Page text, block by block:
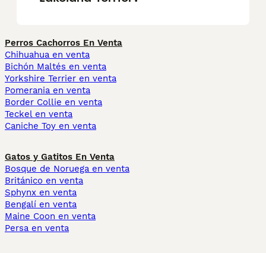
Perros Cachorros En Venta
Chihuahua en venta
Bichón Maltés en venta
Yorkshire Terrier en venta
Pomerania en venta
Border Collie en venta
Teckel en venta
Caniche Toy en venta
Gatos y Gatitos En Venta
Bosque de Noruega en venta
Británico en venta
Sphynx en venta
Bengalí en venta
Maine Coon en venta
Persa en venta